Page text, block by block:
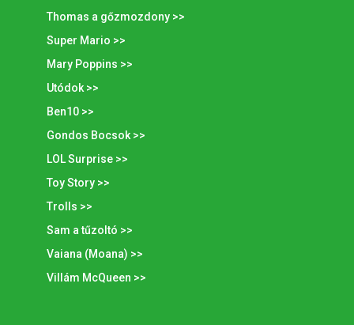
Thomas a gőzmozdony >>
Super Mario >>
Mary Poppins >>
Utódok >>
Ben10 >>
Gondos Bocsok >>
LOL Surprise >>
Toy Story >>
Trolls >>
Sam a tűzoltó >>
Vaiana (Moana) >>
Villám McQueen >>